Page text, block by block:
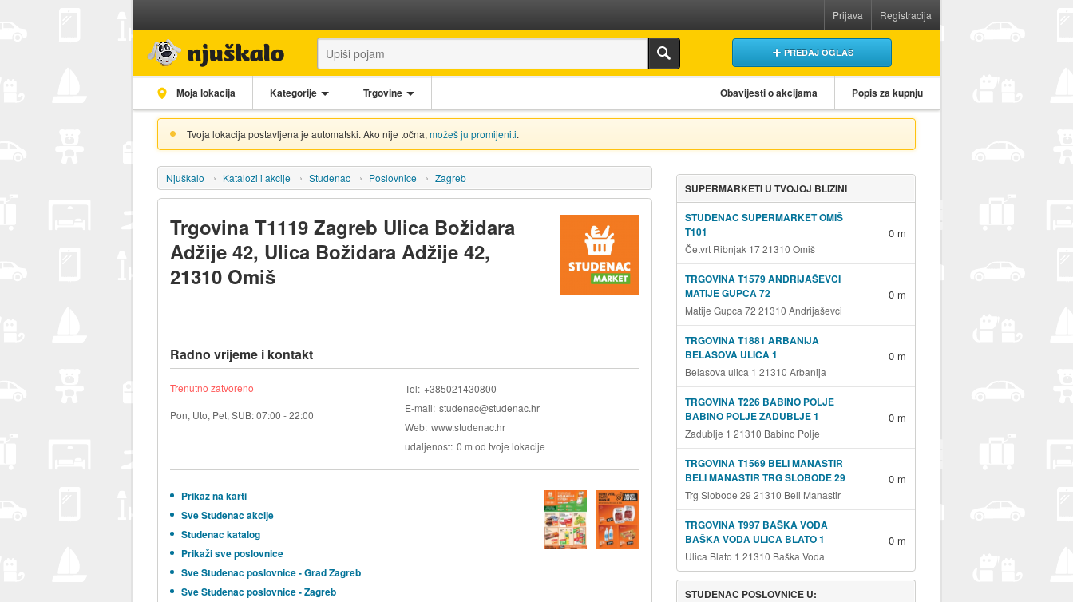
Prijava Registracija
PREDAJ OGLAS
Moja lokacija Kategorije Trgovine Obavijesti o akcijama Popis za kupnju
Tvoja lokacija postavljena je automatski. Ako nije točna, možeš ju promijeniti.
Njuškalo Katalozi i akcije Studenac Poslovnice Zagreb
Trgovina T1119 Zagreb Ulica Božidara
Adžije 42, Ulica Božidara Adžije 42,
21310 Omiš
Radno vrijeme i kontakt
Trenutno zatvoreno
Pon, Uto, Pet, SUB: 07:00 - 22:00
Tel +385021430800
E-mail studenac@studenac.hr
Web www.studenac.hr
udaljenost 0 m od tvoje lokacije
Prikaz na karti
Sve Studenac akcije
Studenac katalog
Prikaži sve poslovnice
Sve Studenac poslovnice - Grad Zagreb
Sve Studenac poslovnice - Zagreb
SUPERMARKETI U TVOJOJ BLIZINI
STUDENAC SUPERMARKET OMIŠ
T101
Četvrt Ribnjak 17 21310 Omiš
0 m
TRGOVINA T1579 ANDRIJAŠEVCI
MATIJE GUPCA 72
Matije Gupca 72 21310 Andrijaševci
0 m
TRGOVINA T1881 ARBANIJA
BELASOVA ULICA 1
Belasova ulica 1 21310 Arbanija
0 m
TRGOVINA T226 BABINO POLJE
BABINO POLJE ZADUBLJE 1
Zadublje 1 21310 Babino Polje
0 m
TRGOVINA T1569 BELI MANASTIR
BELI MANASTIR TRG SLOBODE 29
Trg Slobode 29 21310 Beli Manastir
0 m
TRGOVINA T997 BAŠKA VODA
BAŠKA VODA ULICA BLATO 1
Ulica Blato 1 21310 Baška Voda
0 m
STUDENAC POSLOVNICE U: